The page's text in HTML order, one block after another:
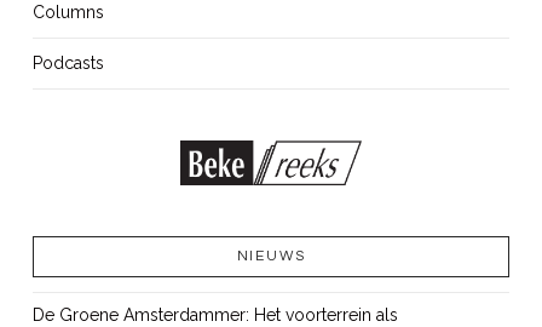
Columns
Podcasts
NIEUWS
De Groene Amsterdammer: Het voorterrein als